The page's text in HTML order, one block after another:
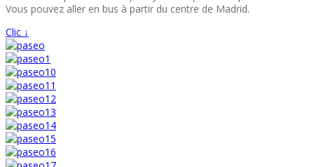
Vous pouvez aller en bus à partir du centre de Madrid.
Clic ↓